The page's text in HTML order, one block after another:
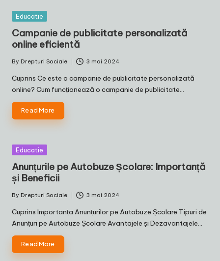
Posted
Educatie
Campanie de publicitate personalizată
online eficientă
Posted
by
By Drepturi Sociale 3 mai 2024
Cuprins Ce este o campanie de publicitate personalizată
online? Cum funcționează o campanie de publicitate…
Read More
Posted
Educatie
Anunțurile pe Autobuze Școlare: Importanță
și Beneficii
Posted
by
By Drepturi Sociale 3 mai 2024
Cuprins Importanța Anunțurilor pe Autobuze Școlare Tipuri de
Anunțuri pe Autobuze Școlare Avantajele și Dezavantajele…
Read More